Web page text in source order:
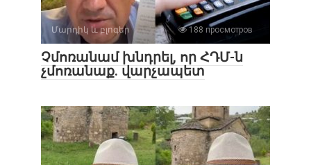
Մարդիկ և բլոգեր 188 просмотров
Չմոռանամ խնդրել, որ ՀԴՄ-ն
չմոռանաք. վարչապետ